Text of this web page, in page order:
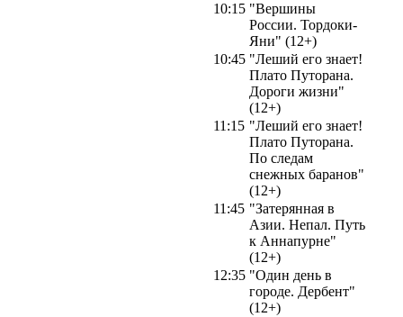
10:15 "Вершины
России. Тордоки-
Яни" (12+)
10:45 "Леший его знает!
Плато Путорана.
Дороги жизни"
(12+)
11:15 "Леший его знает!
Плато Путорана.
По следам
снежных баранов"
(12+)
11:45 "Затерянная в
Азии. Непал. Путь
к Аннапурне"
(12+)
12:35 "Один день в
городе. Дербент"
(12+)